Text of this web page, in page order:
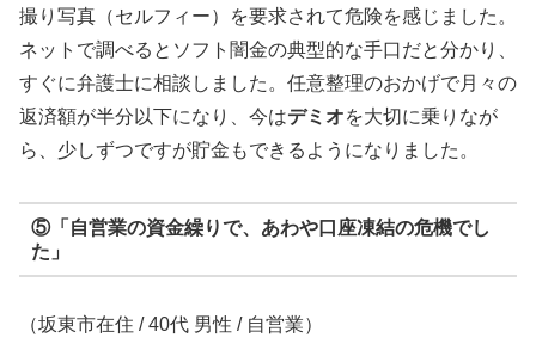
撮り写真（セルフィー）を要求されて危険を感じました。
ネットで調べるとソフト闇金の典型的な手口だと分かり、
すぐに弁護士に相談しました。任意整理のおかげで月々の
返済額が半分以下になり、今はデミオを大切に乗りなが
ら、少しずつですが貯金もできるようになりました。
⑤「自営業の資金繰りで、あわや口座凍結の危機でし
た」
（坂東市在住 / 40代 男性 / 自営業）